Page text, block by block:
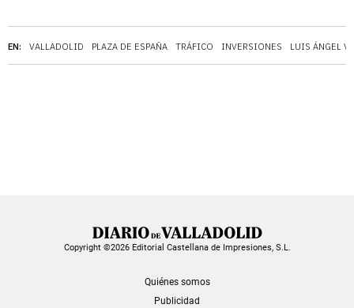
EN: VALLADOLID PLAZA DE ESPAÑA TRÁFICO INVERSIONES LUIS ÁNGEL
Copyright ©2026 Editorial Castellana de Impresiones, S.L.
Quiénes somos
Publicidad